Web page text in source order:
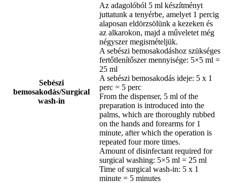
Sebészi
bemosakodás/Surgical
wash-in
Az adagolóból 5 ml készítményt
juttatunk a tenyérbe, amelyet 1 percig
alaposan eldörzsölünk a kezeken és
az alkarokon, majd a műveletet még
négyszer megismételjük.
A sebészi bemosakodáshoz szükséges
fertőtlenítőszer mennyisége: 5×5 ml =
25 ml
A sebészi bemosakodás ideje: 5 x 1
perc = 5 perc
From the dispenser, 5 ml of the
preparation is introduced into the
palms, which are thoroughly rubbed
on the hands and forearms for 1
minute, after which the operation is
repeated four more times.
Amount of disinfectant required for
surgical washing: 5×5 ml = 25 ml
Time of surgical wash-in: 5 x 1
minute = 5 minutes